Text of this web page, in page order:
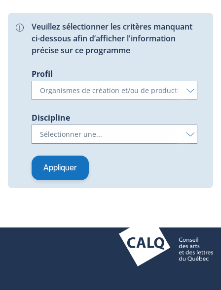
Veuillez sélectionner les critères manquant
ci-dessous afin d’afficher l'information
précise sur ce programme
Profil
Discipline